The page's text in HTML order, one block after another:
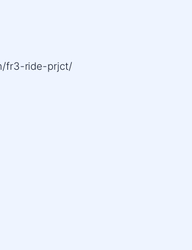
fr3-ride-prjct/